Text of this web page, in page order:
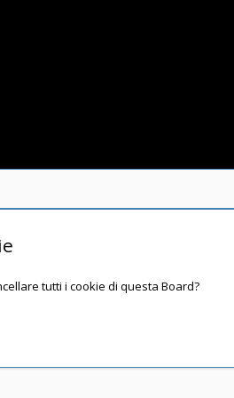
tutti i cookie di questa Board?